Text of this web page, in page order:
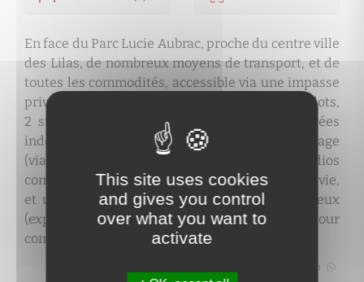
En face du Parc Lucie Aubrac, proche du centre ville
des Lilas, de nombreux moyens de transport, et de
toutes les commodités, accessible via une impasse
privative, au sein d'une petite copropriété de 3 lots,
2 studios situés dans un seul bâti avec entrées
indépendantes. Au rez de chaussée et au 1er étage
(via un escalier privatif et un petit balcon), 2 studios
comprenant une cuisine équipée, une pièce de vie,
et une salle d'eau avec WC. Au calme, lumineux
(exposé SUD-EST), et sans vis à vis. Une cour
commune et 2 caves complètent ces biens.
This site uses cookies
and gives you control
over what you want to
activate